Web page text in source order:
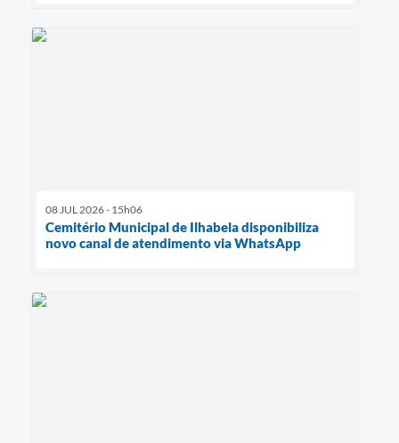
08 JUL 2026 - 15h06
Cemitério Municipal de Ilhabela disponibiliza
novo canal de atendimento via WhatsApp